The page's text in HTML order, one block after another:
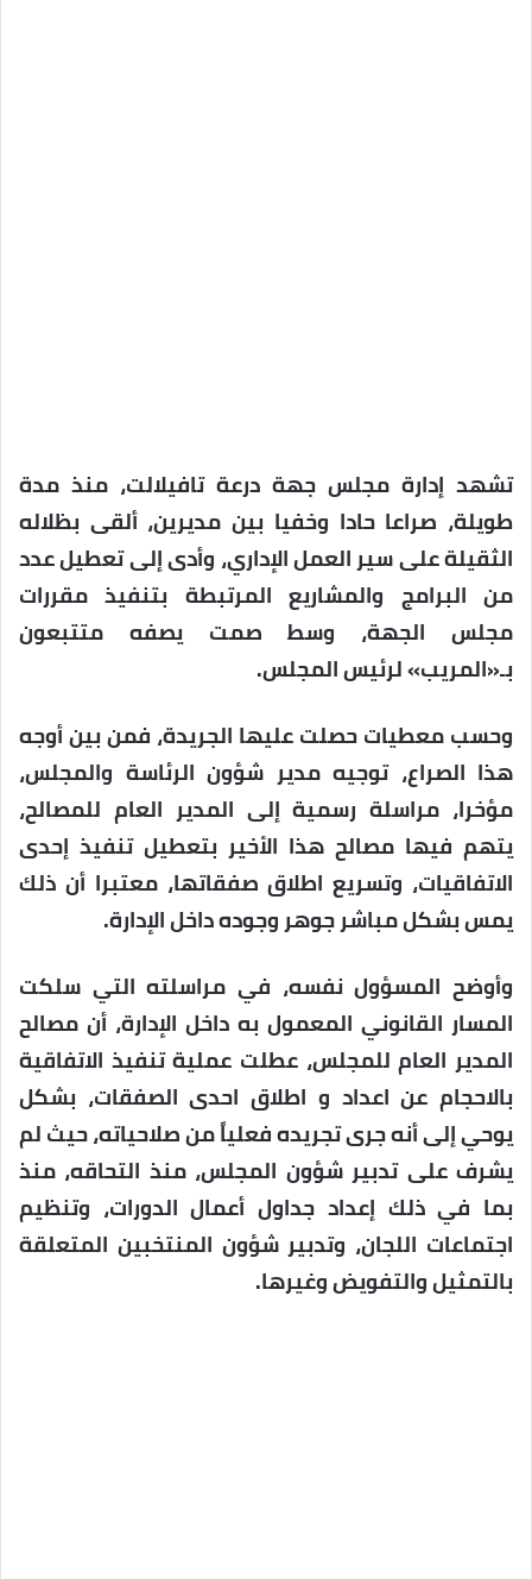
تشهد إدارة مجلس جهة درعة تافيلالت، منذ مدة
طويلة، صراعا حادا وخفيا بين مديرين، ألقى بظلاله
الثقيلة على سير العمل الإداري، وأدى إلى تعطيل عدد
من البرامج والمشاريع المرتبطة بتنفيذ مقررات
مجلس الجهة، وسط صمت يصفه متتبعون
بـ«المريب» لرئيس المجلس.
وحسب معطيات حصلت عليها الجريدة، فمن بين أوجه
هذا الصراع، توجيه مدير شؤون الرئاسة والمجلس،
مؤخرا، مراسلة رسمية إلى المدير العام للمصالح،
يتهم فيها مصالح هذا الأخير بتعطيل تنفيذ إحدى
الاتفاقيات، وتسريع اطلاق صفقاتها، معتبرا أن ذلك
يمس بشكل مباشر جوهر وجوده داخل الإدارة.
وأوضح المسؤول نفسه، في مراسلته التي سلكت
المسار القانوني المعمول به داخل الإدارة، أن مصالح
المدير العام للمجلس، عطلت عملية تنفيذ الاتفاقية
بالاحجام عن اعداد و اطلاق احدى الصفقات، بشكل
يوحي إلى أنه جرى تجريده فعلياً من صلاحياته، حيث لم
يشرف على تدبير شؤون المجلس، منذ التحاقه، منذ
بما في ذلك إعداد جداول أعمال الدورات، وتنظيم
اجتماعات اللجان، وتدبير شؤون المنتخبين المتعلقة
بالتمثيل والتفويض وغيرها.